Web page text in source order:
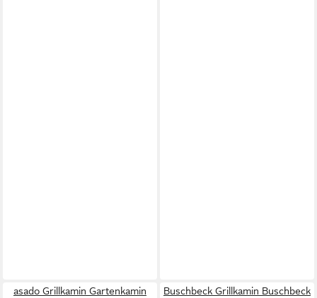
asado Grillkamin Gartenkamin
Buschbeck Grillkamin Buschbeck